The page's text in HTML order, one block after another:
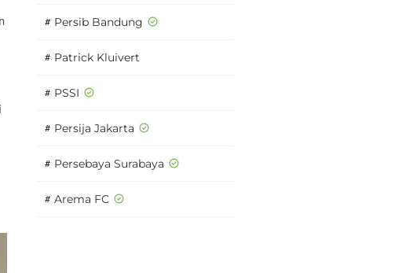
# Persib Bandung
# Patrick Kluivert
# PSSI
# Persija Jakarta
# Persebaya Surabaya
# Arema FC